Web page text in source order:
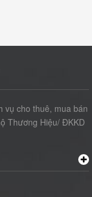
vụ cho thuê, mua bán
Thương Hiệu/ ĐKKD